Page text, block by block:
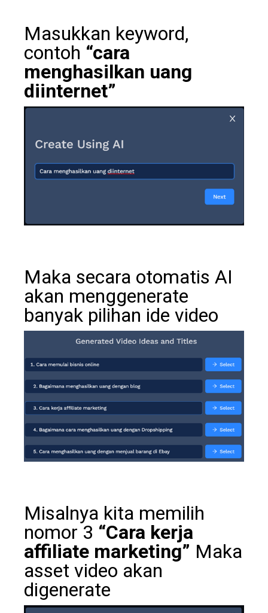
Masukkan keyword,
contoh “cara
menghasilkan uang
diinternet”
Maka secara otomatis AI
akan menggenerate
banyak pilihan ide video
Misalnya kita memilih
nomor 3 “Cara kerja
affiliate marketing” Maka
asset video akan
digenerate